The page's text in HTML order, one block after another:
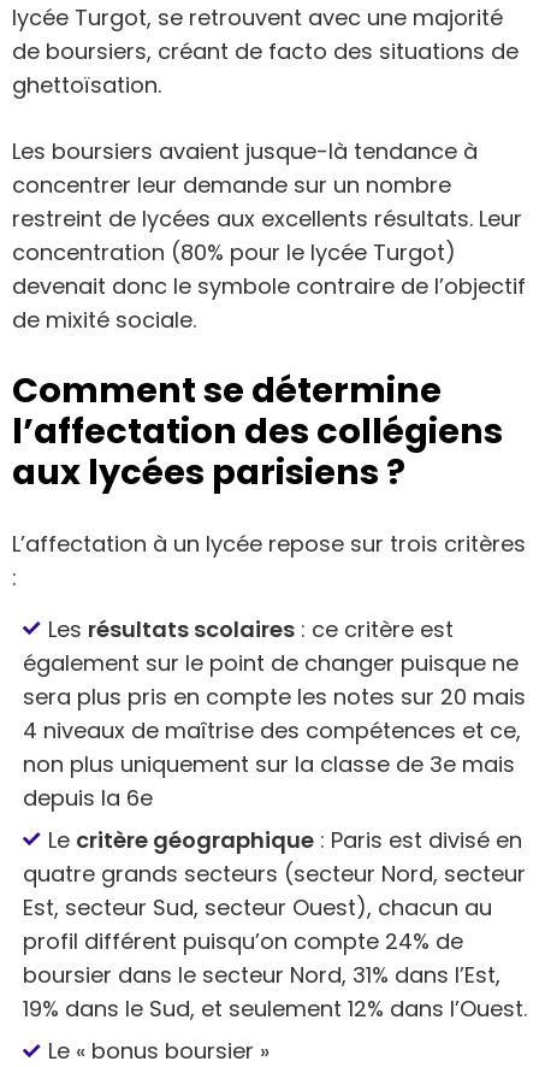
lycée Turgot, se retrouvent avec une majorité
de boursiers, créant de facto des situations de
ghettoïsation.
Les boursiers avaient jusque-là tendance à
concentrer leur demande sur un nombre
restreint de lycées aux excellents résultats. Leur
concentration (80% pour le lycée Turgot)
devenait donc le symbole contraire de l’objectif
de mixité sociale.
Comment se détermine
l’affectation des collégiens
aux lycées parisiens ?
L’affectation à un lycée repose sur trois critères
:
Les résultats scolaires : ce critère est
également sur le point de changer puisque ne
sera plus pris en compte les notes sur 20 mais
4 niveaux de maîtrise des compétences et ce,
non plus uniquement sur la classe de 3e mais
depuis la 6e
Le critère géographique : Paris est divisé en
quatre grands secteurs (secteur Nord, secteur
Est, secteur Sud, secteur Ouest), chacun au
profil différent puisqu’on compte 24% de
boursier dans le secteur Nord, 31% dans l’Est,
19% dans le Sud, et seulement 12% dans l’Ouest.
Le « bonus boursier »